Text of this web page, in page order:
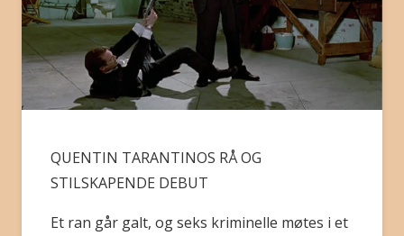
QUENTIN TARANTINOS RÅ OG
STILSKAPENDE DEBUT
Et ran går galt, og seks kriminelle møtes i et